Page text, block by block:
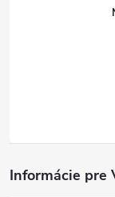
Informácie pre